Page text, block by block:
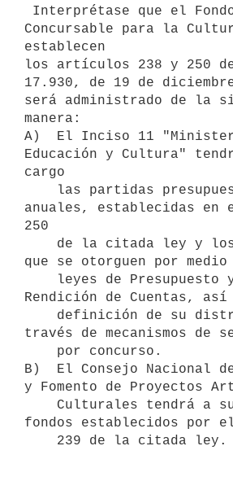
Concursable para la
establecen
los artículos 238 y 250
17.930, de 19 de
será administrado de la
manera:
A)  El Inciso 11
Educación y Cultura"
cargo
anuales, establecidas
250
que se otorguen por
Rendición de Cuentas, así
través de mecanismos de
B)  El Consejo Nacional
y Fomento de Proyectos
fondos establecidos por